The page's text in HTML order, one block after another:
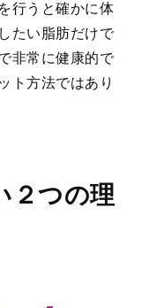
行うと確かに体
たい脂肪だけで
非常に健康的で
ト方法ではあり
２つの理